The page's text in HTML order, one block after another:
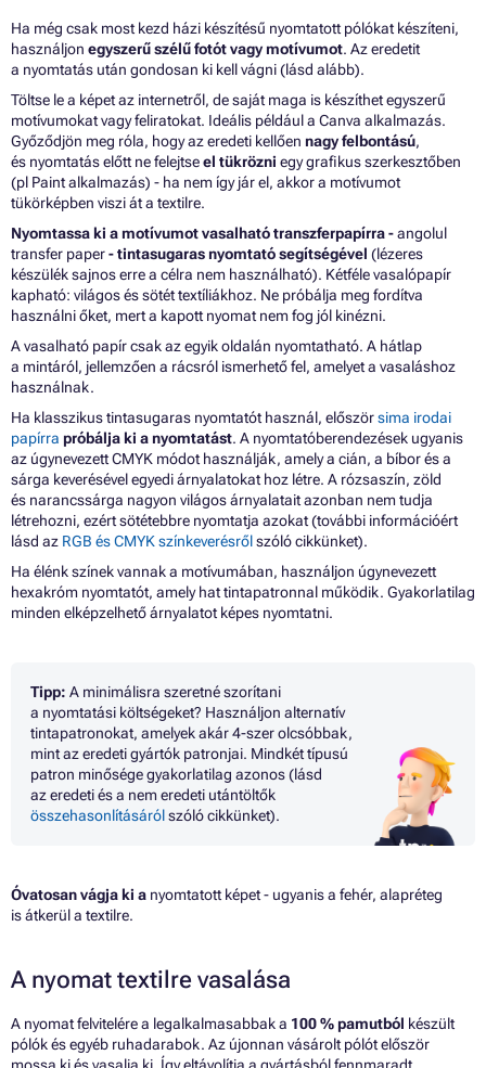
Ha még csak most kezd házi készítésű nyomtatott pólókat készíteni,
használjon egyszerű szélű fotót vagy motívumot. Az eredetit
a nyomtatás után gondosan ki kell vágni (lásd alább).
Töltse le a képet az internetről, de saját maga is készíthet egyszerű
motívumokat vagy feliratokat. Ideális például a Canva alkalmazás.
Győződjön meg róla, hogy az eredeti kellően nagy felbontású,
és nyomtatás előtt ne felejtseel tükrözni egy grafikus szerkesztőben
(pl Paint alkalmazás) - ha nem így jár el, akkor a motívumot
tükörképben viszi át a textilre.
Nyomtassa ki a motívumot vasalható transzferpapírra -angolul
transfer paper- tintasugaras nyomtató segítségével (lézeres
készülék sajnos erre a célra nem használható). Kétféle vasalópapír
kapható: világos és sötét textíliákhoz. Ne próbálja meg fordítva
használni őket, mert a kapott nyomat nem fog jól kinézni.
A vasalható papír csak az egyik oldalán nyomtatható. A hátlap
a mintáról, jellemzően a rácsról ismerhető fel, amelyet a vasaláshoz
használnak.
Ha klasszikus tintasugaras nyomtatót használ, előszörsima irodai
papírra próbálja ki a nyomtatást. A nyomtatóberendezések ugyanis
az úgynevezett CMYK módot használják, amely a cián, a bíbor és a
sárga keverésével egyedi árnyalatokat hoz létre. A rózsaszín, zöld
és narancssárga nagyon világos árnyalatait azonban nem tudja
létrehozni, ezért sötétebbre nyomtatja azokat (további információért
lásd az RGB és CMYK színkeverésrőlszóló cikkünket).
Ha élénk színek vannak a motívumában, használjon úgynevezett
hexakróm nyomtatót, amely hat tintapatronnal működik. Gyakorlatilag
minden elképzelhető árnyalatot képes nyomtatni.
Tipp: A minimálisra szeretné szorítani
a nyomtatási költségeket? Használjon alternatív
tintapatronokat, amelyek akár 4-szer olcsóbbak,
mint az eredeti gyártók patronjai. Mindkét típusú
patron minősége gyakorlatilag azonos (lásd
az eredeti és a nem eredeti utántöltők
összehasonlításárólszóló cikkünket).
Óvatosan vágja ki a nyomtatott képet - ugyanis a fehér, alapréteg
is átkerül a textilre.
A nyomat textilre vasalása
A nyomat felvitelére a legalkalmasabbak a 100 % pamutból készült
pólók és egyéb ruhadarabok. Az újonnan vásárolt pólót először
mossa ki és vasalja ki. Így eltávolítja a gyártásból fennmaradt